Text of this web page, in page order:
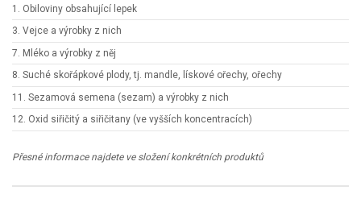
1. Obiloviny obsahující lepek
3. Vejce a výrobky z nich
7. Mléko a výrobky z něj
8. Suché skořápkové plody, tj. mandle, lískové ořechy, ořechy
11. Sezamová semena (sezam) a výrobky z nich
12. Oxid siřičitý a siřičitany (ve vyšších koncentracích)
Přesné informace najdete ve složení konkrétních produktů